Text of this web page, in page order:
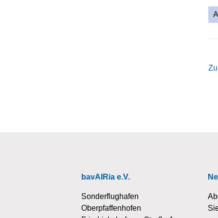
bavAIRia e.V.
Sonderflughafen
Oberpfaffenhofen